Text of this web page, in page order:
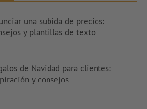
una subida de precios:
y plantillas de texto
de Navidad para clientes:
y consejos